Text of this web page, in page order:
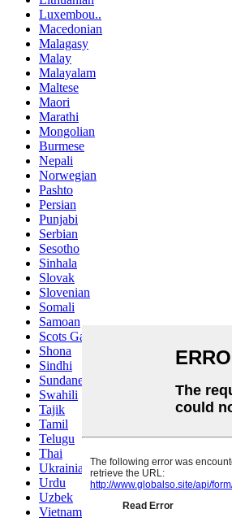
Luxembou..
Macedonian
Malagasy
Malay
Malayalam
Maltese
Maori
Marathi
Mongolian
Burmese
Nepali
Norwegian
Pashto
Persian
Punjabi
Serbian
Sesotho
Sinhala
Slovak
Slovenian
Somali
Samoan
Scots Gaelic
Shona
Sindhi
Sundanese
Swahili
Tajik
Tamil
Telugu
Thai
Ukrainian
Urdu
Uzbek
Vietnamese